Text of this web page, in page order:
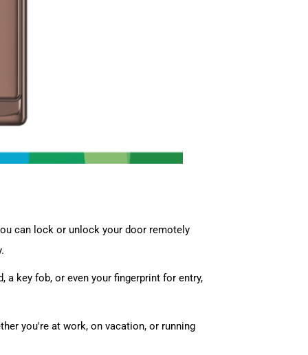
can lock or unlock your door remotely
a key fob, or even your fingerprint for entry,
you're at work, on vacation, or running